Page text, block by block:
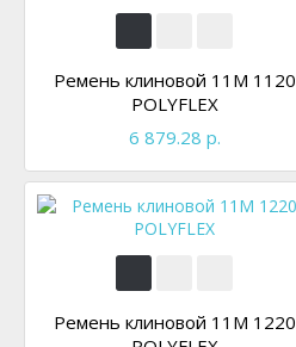
Ремень клиновой 11M 1120
POLYFLEX
6 879.28 р.
Ремень клиновой 11M 1220